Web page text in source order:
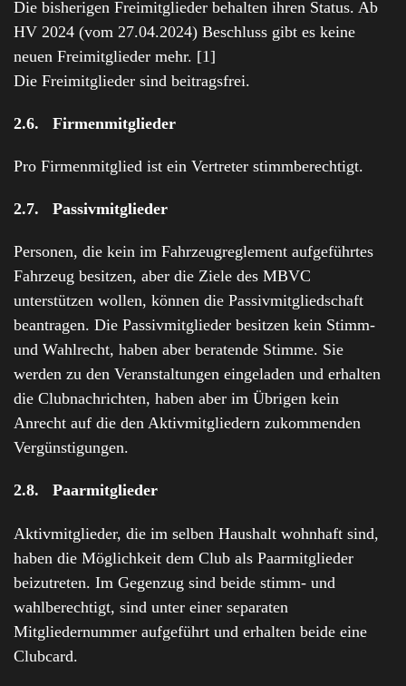
Die bisherigen Freimitglieder behalten ihren Status. Ab
HV 2024 (vom 27.04.2024) Beschluss gibt es keine
neuen Freimitglieder mehr. [1]
Die Freimitglieder sind beitragsfrei.
2.6. Firmenmitglieder
Pro Firmenmitglied ist ein Vertreter stimmberechtigt.
2.7. Passivmitglieder
Personen, die kein im Fahrzeugreglement aufgeführtes
Fahrzeug besitzen, aber die Ziele des MBVC
unterstützen wollen, können die Passivmitgliedschaft
beantragen. Die Passivmitglieder besitzen kein Stimm-
und Wahlrecht, haben aber beratende Stimme. Sie
werden zu den Veranstaltungen eingeladen und erhalten
die Clubnachrichten, haben aber im Übrigen kein
Anrecht auf die den Aktivmitgliedern zukommenden
Vergünstigungen.
2.8. Paarmitglieder
Aktivmitglieder, die im selben Haushalt wohnhaft sind,
haben die Möglichkeit dem Club als Paarmitglieder
beizutreten. Im Gegenzug sind beide stimm- und
wahlberechtigt, sind unter einer separaten
Mitgliedernummer aufgeführt und erhalten beide eine
Clubcard.